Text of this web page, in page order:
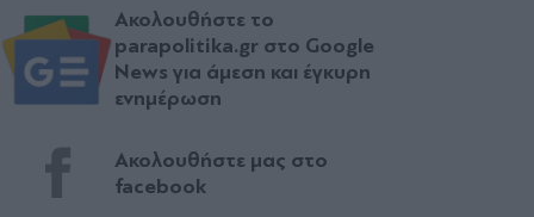
Ακολουθήστε το
parapolitika.gr στο Google
News για άμεση και έγκυρη
ενημέρωση
Ακολουθήστε μας στο
facebook